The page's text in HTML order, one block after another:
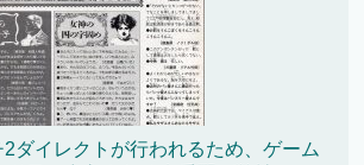
ダイレクトが行われるため、ゲーム